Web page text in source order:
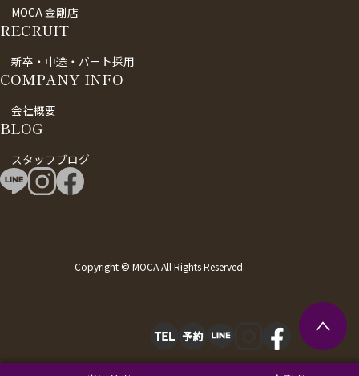
MOCA 金剛店
RECRUIT
新卒・中途・パート採用
COMPANY INFO
会社概要
BLOG
スタッフブログ
Copyright © MOCA All Rights Reserved.